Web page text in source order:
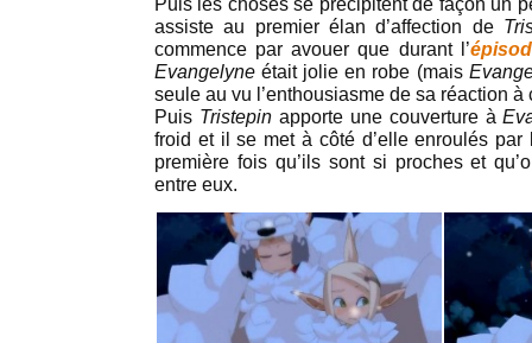
Puis les choses se précipitent de façon un
assiste au premier élan d’affection de
commence par avouer que durant l’
Evangelyne était jolie en robe (mais
seule au vu l’enthousiasme de sa réaction à
Puis Tristepin apporte une couverture à
froid et il se met à côté d’elle enroulés par
première fois qu’ils sont si proches et
entre eux.